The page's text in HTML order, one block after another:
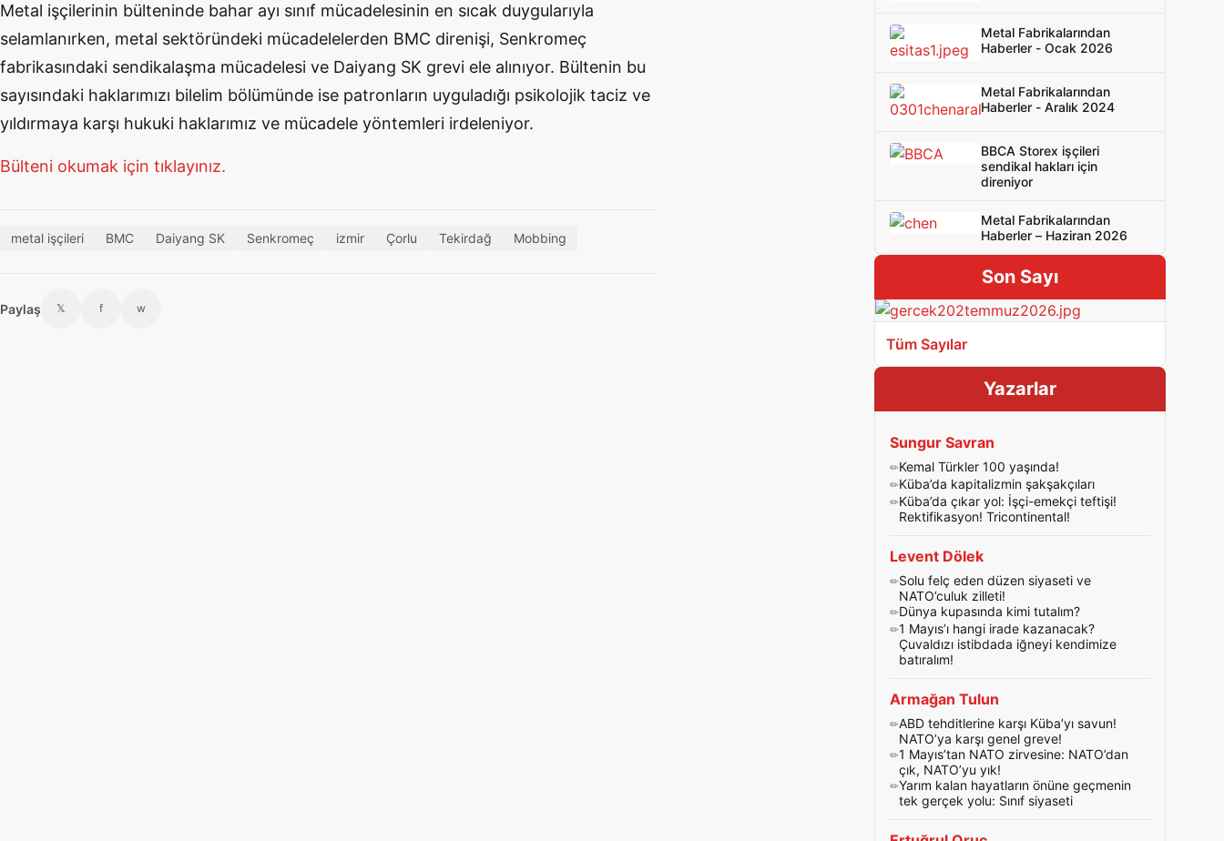
Metal işçilerinin bülteninde bahar ayı sınıf mücadelesinin en sıcak duygularıyla
selamlanırken, metal sektöründeki mücadelelerden BMC direnişi, Senkromeç
fabrikasındaki sendikalaşma mücadelesi ve Daiyang SK grevi ele alınıyor. Bültenin bu
sayısındaki haklarımızı bilelim bölümünde ise patronların uyguladığı psikolojik taciz ve
yıldırmaya karşı hukuki haklarımız ve mücadele yöntemleri irdeleniyor.
Bülteni okumak için tıklayınız.
metal işçileri BMC Daiyang SK Senkromeç izmir Çorlu Tekirdağ Mobbing
Paylaş 𝕏 f w
Metal Fabrikalarından
Haberler - Ocak 2026
Metal Fabrikalarından
Haberler - Aralık 2024
BBCA Storex işçileri
sendikal hakları için
direniyor
Metal Fabrikalarından
Haberler – Haziran 2026
Son Sayı
Tüm Sayılar
Yazarlar
Sungur Savran
Kemal Türkler 100 yaşında!
Küba’da kapitalizmin şakşakçıları
Küba’da çıkar yol: İşçi-emekçi teftişi!
Rektifikasyon! Tricontinental!
Levent Dölek
Solu felç eden düzen siyaseti ve
NATO’culuk zilleti!
Dünya kupasında kimi tutalım?
1 Mayıs’ı hangi irade kazanacak?
Çuvaldızı istibdada iğneyi kendimize
batıralım!
Armağan Tulun
ABD tehditlerine karşı Küba’yı savun!
NATO’ya karşı genel greve!
1 Mayıs’tan NATO zirvesine: NATO’dan
çık, NATO’yu yık!
Yarım kalan hayatların önüne geçmenin
tek gerçek yolu: Sınıf siyaseti